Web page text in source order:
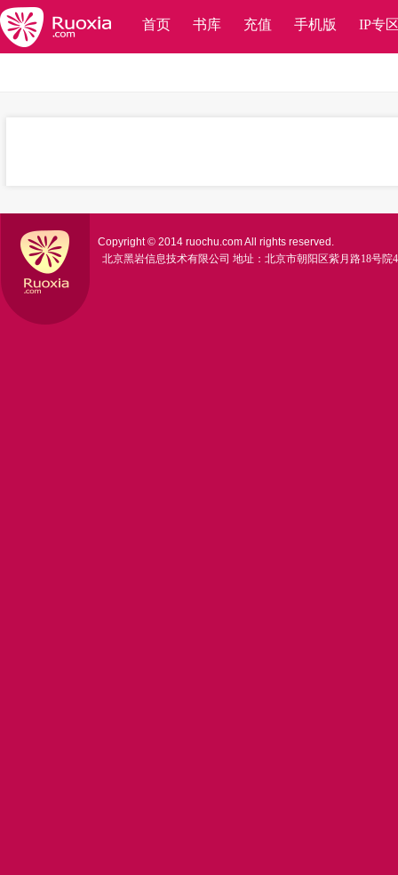
首页 书库 充值 手机版 IP专
Copyright © 2014 ruochu.com All rights reserved.
北京黑岩信息技术有限公司 地址：北京市朝阳区紫月路18号院